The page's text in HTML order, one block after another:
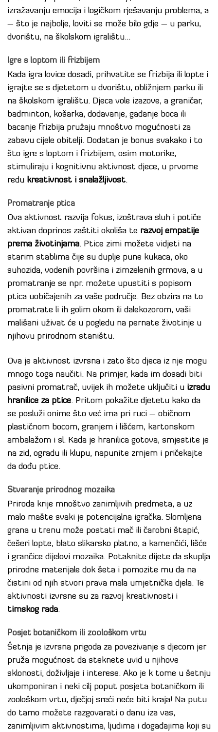
izražavanju emocija i logičkom rješavanju problema, a
– što je najbolje, loviti se može bilo gdje – u parku,
dvorištu, na školskom igralištu…
Igre s loptom ili frizbijem
Kada igra lovice dosadi, prihvatite se frizbija ili lopte i
igrajte se s djetetom u dvorištu, obližnjem parku ili
na školskom igralištu. Djeca vole izazove, a graničar,
badminton, košarka, dodavanje, gađanje boca ili
bacanje frizbija pružaju mnoštvo mogućnosti za
zabavu cijele obitelji. Dodatan je bonus svakako i to
što igre s loptom i frizbijem, osim motorike,
stimuliraju i kognitivnu aktivnost djece, u prvome
redu kreativnost i snalažljivost.
Promatranje ptica
Ova aktivnost razvija fokus, izoštrava sluh i potiče
aktivan doprinos zaštiti okoliša te razvoj empatije
prema životinjama. Ptice zimi možete vidjeti na
starim stablima čije su duplje pune kukaca, oko
suhozida, vodenih površina i zimzelenih grmova, a u
promatranje se npr. možete upustiti s popisom
ptica uobičajenih za vaše područje. Bez obzira na to
promatrate li ih golim okom ili dalekozorom, vaši
mališani uživat će u pogledu na pernate životinje u
njihovu prirodnom staništu.
Ova je aktivnost izvrsna i zato što djeca iz nje mogu
mnogo toga naučiti. Na primjer, kada im dosadi biti
pasivni promatrač, uvijek ih možete uključiti u izradu
hranilice za ptice. Pritom pokažite djetetu kako da
se posluži onime što već ima pri ruci – običnom
plastičnom bocom, granjem i lišćem, kartonskom
ambalažom i sl. Kada je hranilica gotova, smjestite je
na zid, ogradu ili klupu, napunite zrnjem i pričekajte
da dođu ptice.
Stvaranje prirodnog mozaika
Priroda krije mnoštvo zanimljivih predmeta, a uz
malo mašte svaki je potencijalna igračka. Slomljena
grana u trenu može postati mač ili čarobni štapić,
češeri lopte, blato slikarsko platno, a kamenčići, lišće
i grančice dijelovi mozaika. Potaknite dijete da skuplja
prirodne materijale dok šeta i pomozite mu da na
čistini od njih stvori prava mala umjetnička djela. Te
aktivnosti izvrsne su za razvoj kreativnosti i
timskog rada.
Posjet botaničkom ili zoološkom vrtu
Šetnja je izvrsna prigoda za povezivanje s djecom jer
pruža mogućnost da steknete uvid u njihove
sklonosti, doživljaje i interese. Ako je k tome u šetnju
ukomponiran i neki cilj poput posjeta botaničkom ili
zoološkom vrtu, dječjoj sreći neće biti kraja! Na putu
do tamo možete razgovarati o danu iza vas,
zanimljivim aktivnostima, ljudima i događajima koji su